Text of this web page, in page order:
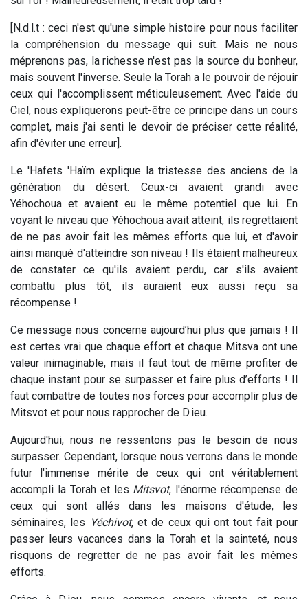
[N.d.l.t : ceci n'est qu'une simple histoire pour nous faciliter
la compréhension du message qui suit. Mais ne nous
méprenons pas, la richesse n'est pas la source du bonheur,
mais souvent l'inverse. Seule la Torah a le pouvoir de réjouir
ceux qui l'accomplissent méticuleusement. Avec l'aide du
Ciel, nous expliquerons peut-être ce principe dans un cours
complet, mais j'ai senti le devoir de préciser cette réalité,
afin d'éviter une erreur].
Le 'Hafets 'Haïm explique la tristesse des anciens de la
génération du désert. Ceux-ci avaient grandi avec
Yéhochoua et avaient eu le même potentiel que lui. En
voyant le niveau que Yéhochoua avait atteint, ils regrettaient
de ne pas avoir fait les mêmes efforts que lui, et d'avoir
ainsi manqué d'atteindre son niveau ! Ils étaient malheureux
de constater ce qu'ils avaient perdu, car s'ils avaient
combattu plus tôt, ils auraient eux aussi reçu sa
récompense !
Ce message nous concerne aujourd’hui plus que jamais ! Il
est certes vrai que chaque effort et chaque Mitsva ont une
valeur inimaginable, mais il faut tout de même profiter de
chaque instant pour se surpasser et faire plus d’efforts ! Il
faut combattre de toutes nos forces pour accomplir plus de
Mitsvot et pour nous rapprocher de D.ieu.
Aujourd'hui, nous ne ressentons pas le besoin de nous
surpasser. Cependant, lorsque nous verrons dans le monde
futur l'immense mérite de ceux qui ont véritablement
accompli la Torah et les Mitsvot, l'énorme récompense de
ceux qui sont allés dans les maisons d'étude, les
séminaires, les Yéchivot, et de ceux qui ont tout fait pour
passer leurs vacances dans la Torah et la sainteté, nous
risquons de regretter de ne pas avoir fait les mêmes
efforts.